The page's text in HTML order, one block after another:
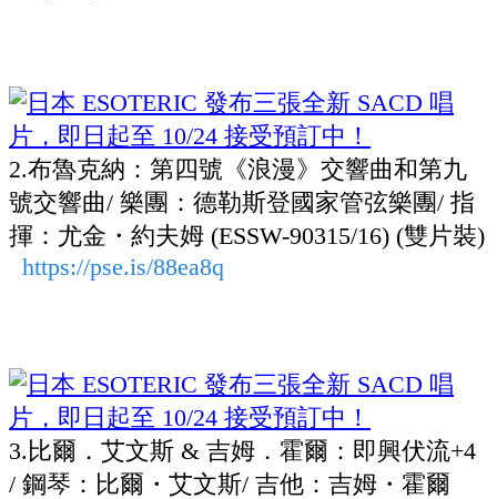
2.布魯克納：第四號《浪漫》交響曲和第九
號交響曲/ 樂團：德勒斯登國家管弦樂團/ 指
揮：尤金・約夫姆 (ESSW-90315/16) (雙片裝)
https://pse.is/88ea8q
3.比爾．艾文斯 & 吉姆．霍爾：即興伏流+4
/ 鋼琴：比爾・艾文斯/ 吉他：吉姆・霍爾